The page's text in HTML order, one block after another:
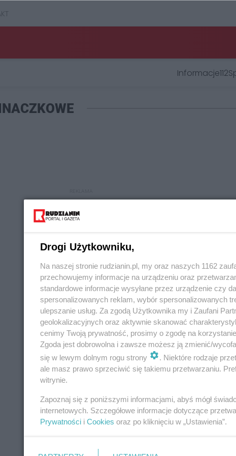
Informacje112
REKLAMA
Drogi Użytkowniku,
Na naszej stronie rudzianin.pl, my oraz naszych 1162
przechowujemy informacje na urządzeniu oraz
standardowe informacje wysyłane przez urządzenie czy
spersonalizowanych reklam, wybór spersonalizowanych
ulepszanie usług. Za zgodą Użytkownika my i Zaufani
geolokalizacyjnych oraz aktywnie skanować
cenimy Twoją prywatność, prosimy o zgodę na
Zgoda jest dobrowolna i zawsze możesz ją zmienić/
się w lewym dolnym rogu strony
. Niektóre rodzaje
ale masz prawo sprzeciwić się takiemu przetwarzaniu.
witrynie.
Zapoznaj się z poniższymi informacjami, abyś mógł
internetowych. Szczegółowe informacje dotyczące
Prywatności i Cookies oraz po kliknięciu w „Ustawienia”.